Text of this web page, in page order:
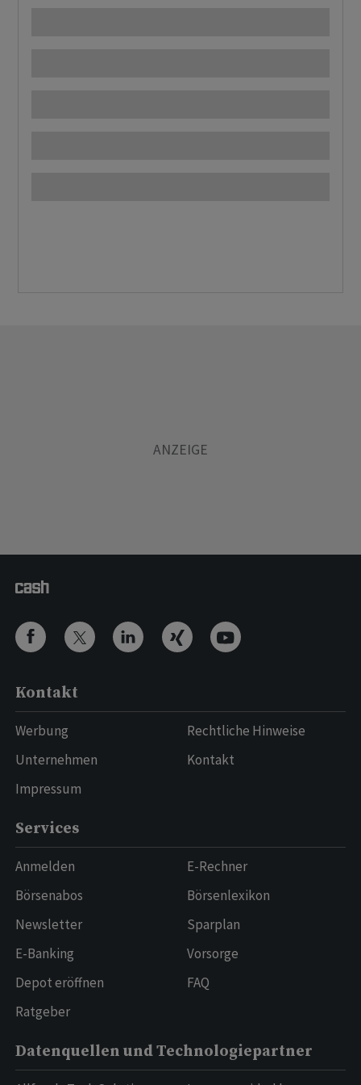
Kontakt
Werbung
Unternehmen
Impressum
Rechtliche Hinweise
Kontakt
Services
Anmelden
Börsenabos
Newsletter
E-Banking
Depot eröffnen
Ratgeber
E-Rechner
Börsenlexikon
Sparplan
Vorsorge
FAQ
Datenquellen und Technologiepartner